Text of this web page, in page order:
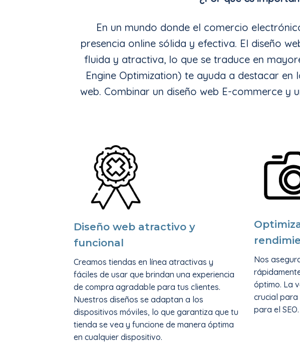
En un mundo donde el comercio
presencia online sólida y efectiva. El diseño
fluida y atractiva, lo que se traduce en
Engine Optimization) te ayuda a destacar
web. Combinar un diseño web E-commerce y
Diseño web atractivo y
funcional
Creamos tiendas en línea atractivas y
fáciles de usar que brindan una experiencia
de compra agradable para tus clientes.
Nuestros diseños se adaptan a los
dispositivos móviles, lo que garantiza que tu
tienda se vea y funcione de manera óptima
en cualquier dispositivo.
Nos
óptimo. La
crucial
para el SEO.